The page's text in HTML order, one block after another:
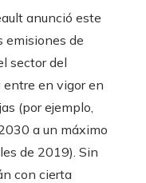
anunció este
emisiones de
sector del
entre en vigor en
(por ejemplo,
a un máximo
de 2019). Sin
con cierta